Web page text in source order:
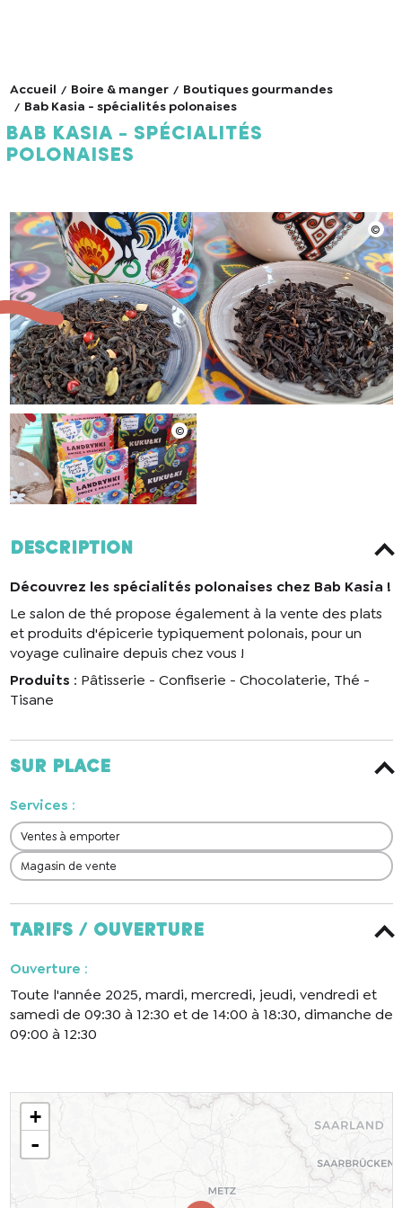
Accueil Boire & manger
Boutiques gourmandes
Bab Kasia - spécialités polonaises
Bab Kasia - spécialités
polonaises
Description
Découvrez les spécialités polonaises chez Bab Kasia !
Le salon de thé propose également à la vente des plats
et produits d'épicerie typiquement polonais, pour un
voyage culinaire depuis chez vous !
Produits : Pâtisserie - Confiserie - Chocolaterie, Thé -
Tisane
Sur place
Services :
Ventes à emporter
Magasin de vente
Tarifs / ouverture
Ouverture :
Toute l'année 2025, mardi, mercredi, jeudi, vendredi et
samedi de 09:30 à 12:30 et de 14:00 à 18:30, dimanche de
09:00 à 12:30
+
-